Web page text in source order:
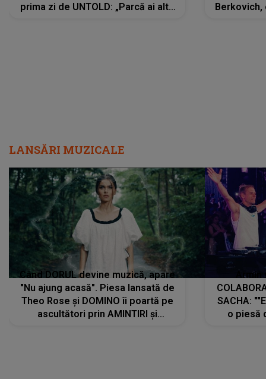
prima zi de UNTOLD: „Parcă ai altă
Berkovich,
LANSĂRI MUZICALE
Când DORUL devine muzică, apare
"Nu ajung acasă". Piesa lansată de
Theo Rose și DOMINO îi poartă pe
ascultători prin AMINTIRI și
SACHA:
o piesă